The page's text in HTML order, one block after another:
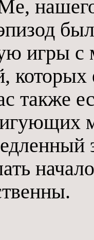
игры с
которых
также